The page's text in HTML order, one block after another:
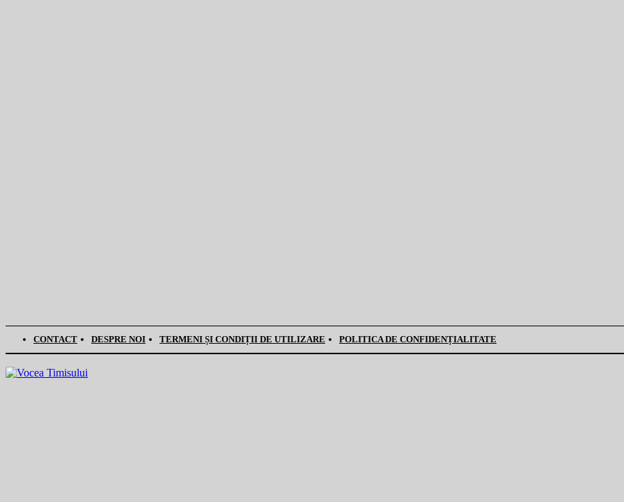
CONTACT DESPRE NOI TERMENI ȘI CONDIȚII DE UTILIZARE POLITICA DE CONFIDENȚIALITATE